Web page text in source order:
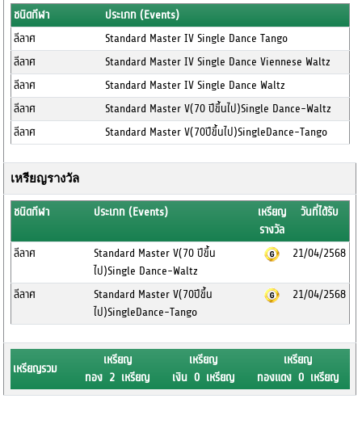
ชนิดกีฬา
ประเภท (Events)
ลีลาศ
Standard Master IV Single Dance Tango
ลีลาศ
Standard Master IV Single Dance Viennese Waltz
ลีลาศ
Standard Master IV Single Dance Waltz
ลีลาศ
Standard Master V(70 ปีขึ้นไป)Single Dance-Waltz
ลีลาศ
Standard Master V(70ปีขึ้นไป)SingleDance-Tango
เหรียญรางวัล
ชนิดกีฬา ประเภท (Events)
เหรียญ
รางวัล
วันที่ได้รับ
ลีลาศ
Standard Master V(70 ปีขึ้น
ไป)Single Dance-Waltz
21/04/2568
ลีลาศ
Standard Master V(70ปีขึ้น
ไป)SingleDance-Tango
21/04/2568
เหรียญรวม
เหรียญ
ทอง 2 เหรียญ
เหรียญ
เงิน 0 เหรียญ
เหรียญ
ทองแดง 0 เหรียญ